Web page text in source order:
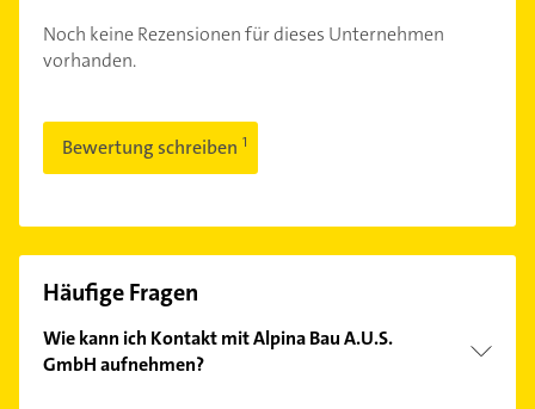
Noch keine Rezensionen für dieses Unternehmen
vorhanden.
Bewertung schreiben
Häufige Fragen
Wie kann ich Kontakt mit Alpina Bau A.U.S.
GmbH aufnehmen?